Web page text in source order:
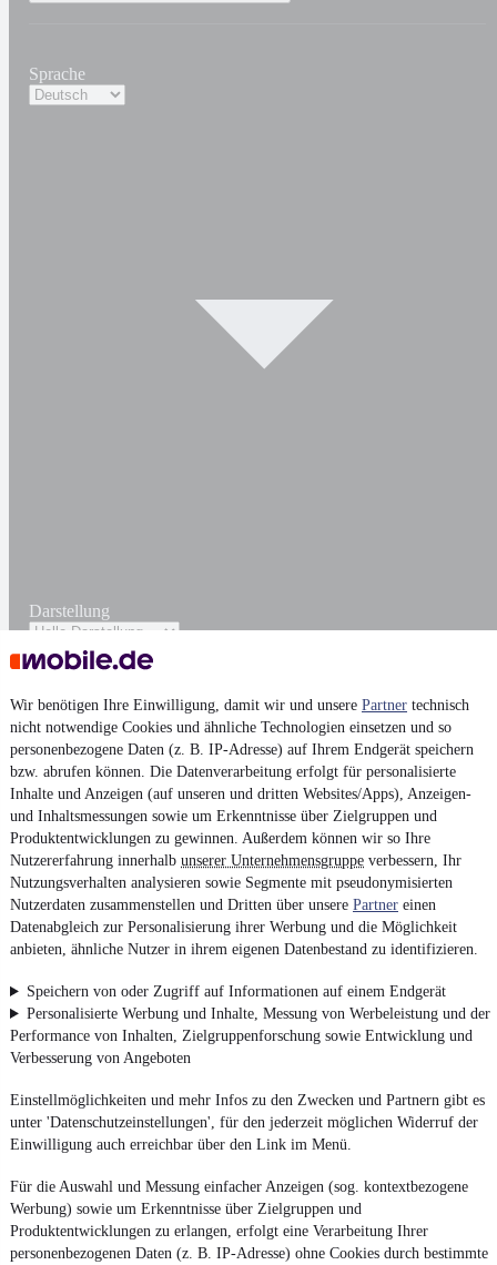
Wir benötigen Ihre Einwilligung, damit wir und unsere Partner technisch
nicht notwendige Cookies und ähnliche Technologien einsetzen und so
personenbezogene Daten (z. B. IP-Adresse) auf Ihrem Endgerät speichern
bzw. abrufen können. Die Datenverarbeitung erfolgt für personalisierte
Inhalte und Anzeigen (auf unseren und dritten Websites/Apps), Anzeigen-
und Inhaltsmessungen sowie um Erkenntnisse über Zielgruppen und
Produktentwicklungen zu gewinnen. Außerdem können wir so Ihre
Nutzererfahrung innerhalb unserer Unternehmensgruppe verbessern, Ihr
Nutzungsverhalten analysieren sowie Segmente mit pseudonymisierten
Nutzerdaten zusammenstellen und Dritten über unsere Partner einen
Datenabgleich zur Personalisierung ihrer Werbung und die Möglichkeit
anbieten, ähnliche Nutzer in ihrem eigenen Datenbestand zu identifizieren.
Speichern von oder Zugriff auf Informationen auf einem Endgerät
Personalisierte Werbung und Inhalte, Messung von Werbeleistung und der
Performance von Inhalten, Zielgruppenforschung sowie Entwicklung und
Verbesserung von Angeboten
Einstellmöglichkeiten und mehr Infos zu den Zwecken und Partnern gibt es
unter 'Datenschutzeinstellungen', für den jederzeit möglichen Widerruf der
Einwilligung auch erreichbar über den Link im Menü.
Für die Auswahl und Messung einfacher Anzeigen (sog. kontextbezogene
Werbung) sowie um Erkenntnisse über Zielgruppen und
Produktentwicklungen zu erlangen, erfolgt eine Verarbeitung Ihrer
personenbezogenen Daten (z. B. IP-Adresse) ohne Cookies durch bestimmte
Sprache
Darstellung